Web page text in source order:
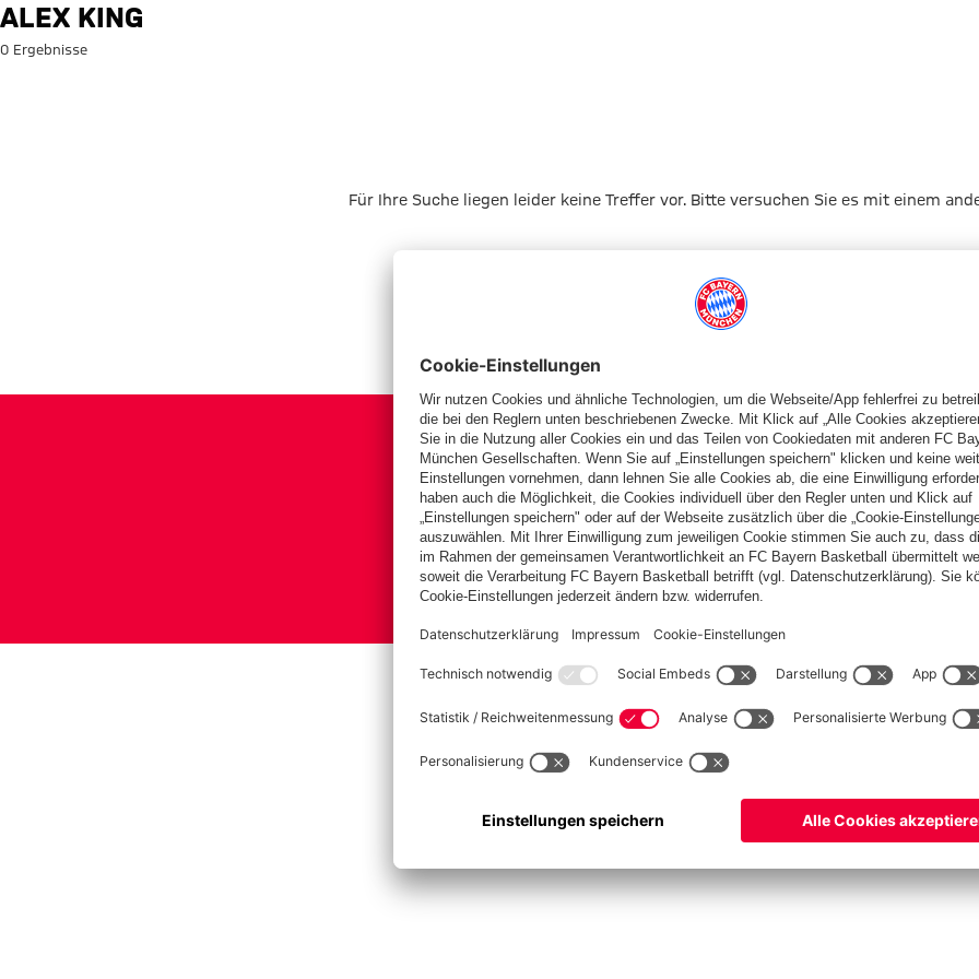
Suche: Alex King
ALEX KING
0 Ergebnisse
Für Ihre Suche liegen leider keine Treffer vor. Bitte versuchen Sie es mit einem
Basketball Frauen Handball Schach Schiedsrichter Seniorenfußball
Impressum Datenschutz Nutzungsbedingungen Barrierefreiheit